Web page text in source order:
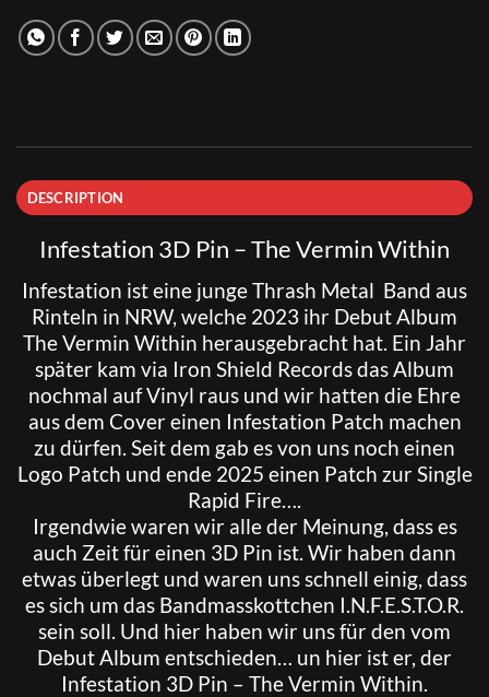
DESCRIPTION
Infestation 3D Pin – The Vermin Within
Infestation ist eine junge Thrash Metal Band aus
Rinteln in NRW, welche 2023 ihr Debut Album
The Vermin Within herausgebracht hat. Ein Jahr
später kam via Iron Shield Records das Album
nochmal auf Vinyl raus und wir hatten die Ehre
aus dem Cover einen Infestation Patch machen
zu dürfen. Seit dem gab es von uns noch einen
Logo Patch und ende 2025 einen Patch zur Single
Rapid Fire….
Irgendwie waren wir alle der Meinung, dass es
auch Zeit für einen 3D Pin ist. Wir haben dann
etwas überlegt und waren uns schnell einig, dass
es sich um das Bandmasskottchen I.N.F.E.S.T.O.R.
sein soll. Und hier haben wir uns für den vom
Debut Album entschieden… un hier ist er, der
Infestation 3D Pin – The Vermin Within.